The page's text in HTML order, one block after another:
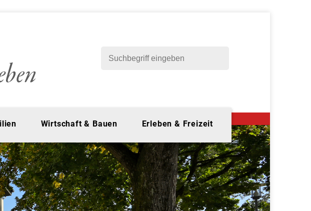
Wirtschaft & Bauen Erleben & Freizeit